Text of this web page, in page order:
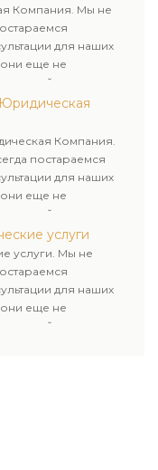
Компания. Мы не
для наших
они еще не
нашей компании.
Компания.
постараемся
для наших
они еще не
нашей компании.
услуги
услуги. Мы не
для наших
они еще не
нашей компании.